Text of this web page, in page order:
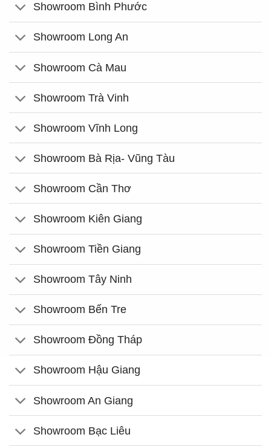
Showroom Bình Phước
Showroom Long An
Showroom Cà Mau
Showroom Trà Vinh
Showroom Vĩnh Long
Showroom Bà Rịa- Vũng Tàu
Showroom Cần Thơ
Showroom Kiên Giang
Showroom Tiền Giang
Showroom Tây Ninh
Showroom Bến Tre
Showroom Đồng Tháp
Showroom Hậu Giang
Showroom An Giang
Showroom Bạc Liêu